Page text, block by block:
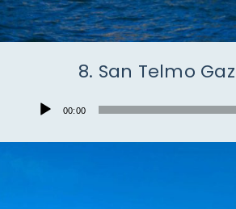
8. San Telmo
Audio
00:00